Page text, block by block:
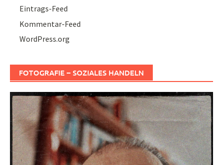
Eintrags-Feed
Kommentar-Feed
WordPress.org
FOTOGRAFIE – SOZIALES HANDELN